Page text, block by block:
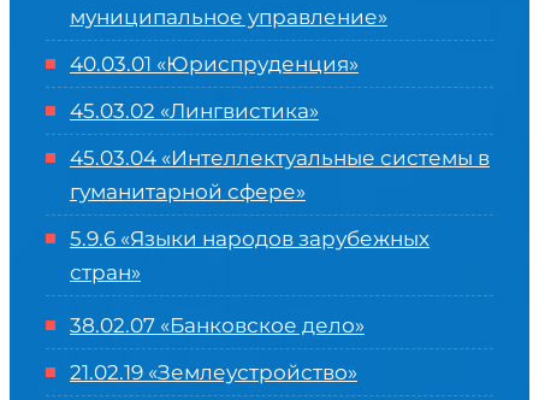
муниципальное управление»
40.03.01 «Юриспруденция»
45.03.02 «Лингвистика»
45.03.04 «Интеллектуальные системы в
гуманитарной сфере»
5.9.6 «Языки народов зарубежных
стран»
38.02.07 «Банковское дело»
21.02.19 «Землеустройство»